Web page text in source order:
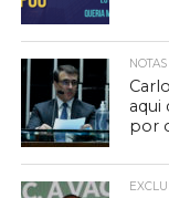
NOTAS
aqui
por